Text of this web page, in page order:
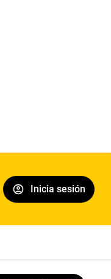
Inicia sesión